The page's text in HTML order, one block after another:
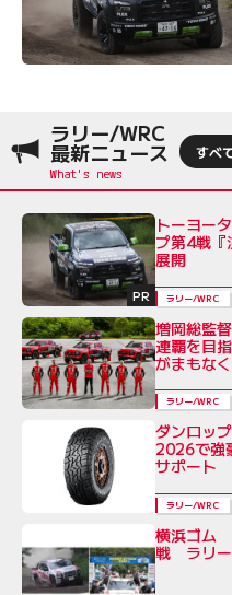
ラリー/WRC
最新ニュース すべ
PR
トーヨー
プ第4戦『
展開
ラリー/WRC
増岡総監
連覇を目
がまもな
ラリー/WRC
ダンロッ
2026で強
サポート
ラリー/WRC
横浜ゴム
戦 ラリー